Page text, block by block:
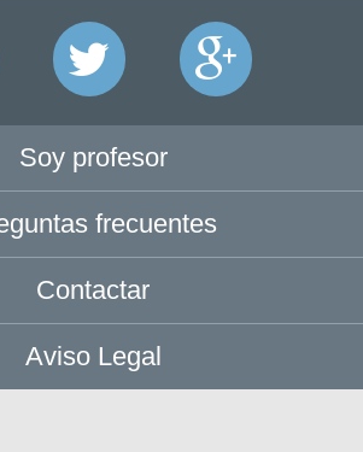
Soy profesor
frecuentes
Contactar
Aviso Legal